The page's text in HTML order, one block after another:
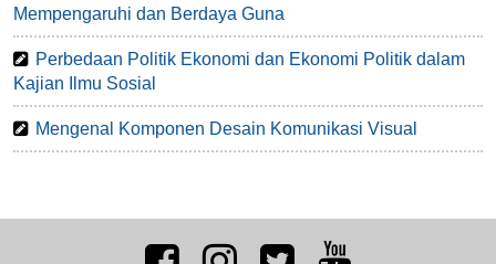
Mempengaruhi dan Berdaya Guna
Perbedaan Politik Ekonomi dan Ekonomi Politik dalam
Kajian Ilmu Sosial
Mengenal Komponen Desain Komunikasi Visual